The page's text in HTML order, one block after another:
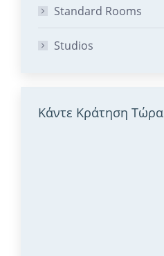
Standard Rooms
Studios
Κάντε Κράτηση Τώρα